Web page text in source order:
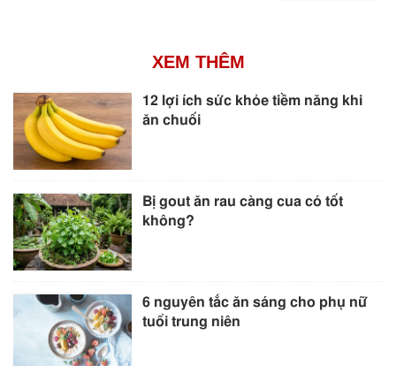
XEM THÊM
12 lợi ích sức khỏe tiềm năng khi
ăn chuối
Bị gout ăn rau càng cua có tốt
không?
6 nguyên tắc ăn sáng cho phụ nữ
tuổi trung niên